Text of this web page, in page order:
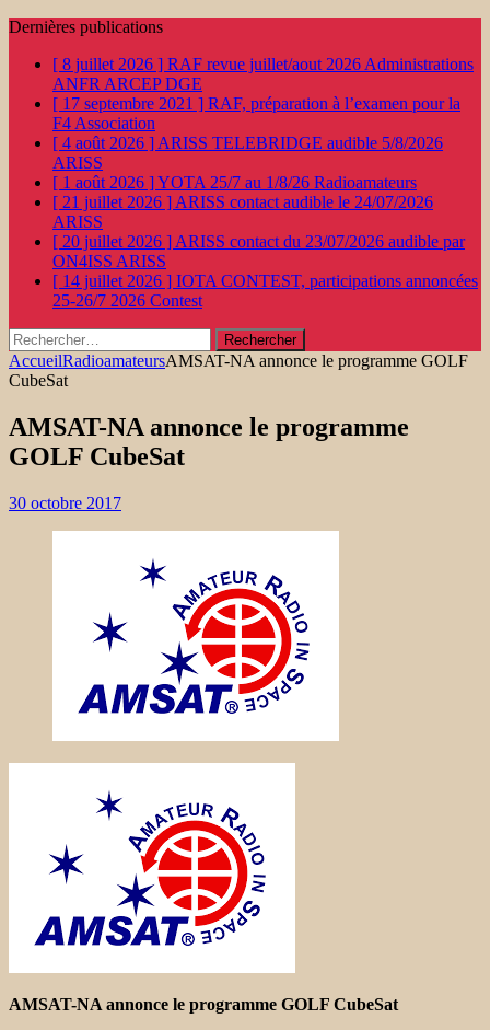
Dernières publications
[ 8 juillet 2026 ] RAF revue juillet/aout 2026 Administrations
ANFR ARCEP DGE
[ 17 septembre 2021 ] RAF, préparation à l’examen pour la
F4 Association
[ 4 août 2026 ] ARISS TELEBRIDGE audible 5/8/2026
ARISS
[ 1 août 2026 ]YOTA 25/7 au 1/8/26 Radioamateurs
[ 21 juillet 2026 ] ARISS contact audible le 24/07/2026
ARISS
[ 20 juillet 2026 ] ARISS contact du 23/07/2026 audible par
ON4ISS ARISS
[ 14 juillet 2026 ] IOTA CONTEST, participations annoncées
25-26/7 2026 Contest
Rechercher :
AccueilRadioamateursAMSAT-NA annonce le programme GOLF
CubeSat
AMSAT-NA annonce le programme
GOLF CubeSat
30 octobre 2017
AMSAT-NA annonce le programme GOLF CubeSat